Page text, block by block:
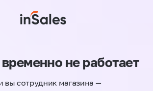
не работает
вы сотрудник магазина —